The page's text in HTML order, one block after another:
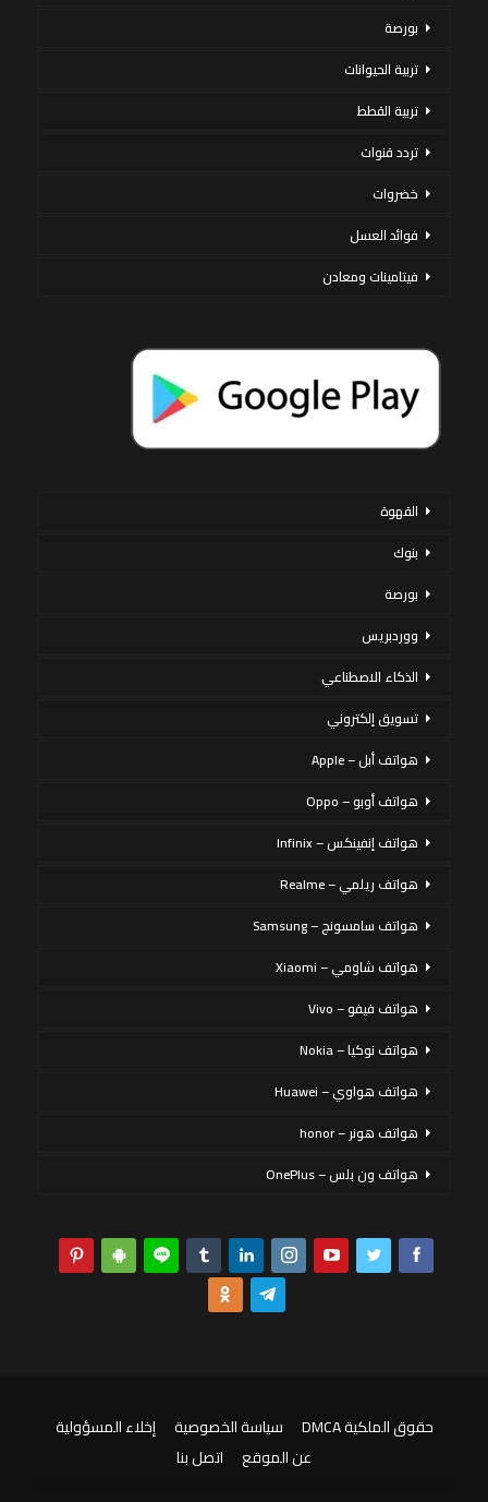
بورصة
تربية الحيوانات
تربية القطط
تردد قنوات
خضروات
فوائد العسل
فيتامينات ومعادن
القهوة
بنوك
بورصة
ووردبريس
الذكاء الاصطناعي
تسويق إلكتروني
هواتف أبل – Apple
هواتف أوبو – Oppo
هواتف إنفينكس – Infinix
هواتف ريلمي – Realme
هواتف سامسونج – Samsung
هواتف شاومي – Xiaomi
هواتف فيفو – Vivo
هواتف نوكيا – Nokia
هواتف هواوي – Huawei
هواتف هونر – honor
هواتف ون بلس – OnePlus
حقوق الملكية DMCA سياسة الخصوصية
إخلاء المسؤولية
عن الموقع
اتصل بنا